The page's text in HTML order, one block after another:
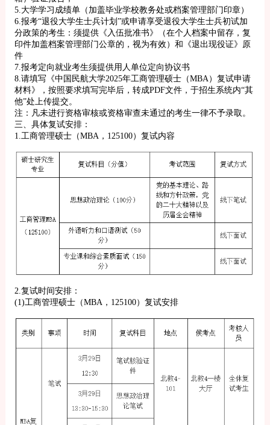
5.大学学习成绩单（加盖毕业学校教务处或档案管理部门印章）
6.报考“退役大学生士兵计划”或申请享受退役大学生士兵初试加
分政策的考生：须提供《入伍批准书》（在个人档案中留存，复
印件加盖档案管理部门公章的，视为有效）和《退出现役证》原
件
7.报考定向就业考生须提供用人单位定向协议书
8.请填写《中国民航大学2025年工商管理硕士（MBA）复试申请
材料》，按照要求填写完毕后，转成PDF文件，于招生系统内“其
他”处上传提交。
注：凡未进行资格审核或资格审查未通过的考生一律不予录取。
三、具体复试安排：
1.工商管理硕士（MBA，125100）复试内容
2.复试时间安排：
(1)工商管理硕士（MBA，125100）复试安排